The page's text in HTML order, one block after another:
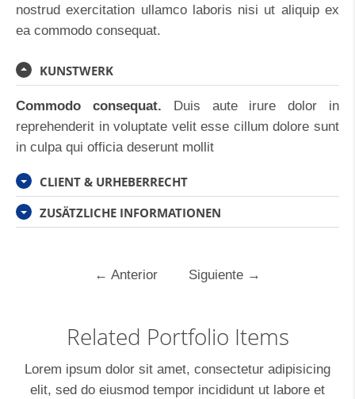
nostrud exercitation ullamco laboris nisi ut aliquip ex
ea commodo consequat.
KUNSTWERK
Commodo consequat. Duis aute irure dolor in
reprehenderit in voluptate velit esse cillum dolore sunt
in culpa qui officia deserunt mollit
CLIENT & URHEBERRECHT
ZUSÄTZLICHE INFORMATIONEN
← Anterior Siguiente →
Related Portfolio Items
Lorem ipsum dolor sit amet, consectetur adipisicing
elit, sed do eiusmod tempor incididunt ut labore et